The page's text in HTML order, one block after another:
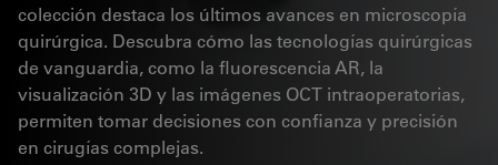
colección destaca los últimos avances en microscopía
quirúrgica. Descubra cómo las tecnologías quirúrgicas
de vanguardia, como la fluorescencia AR, la
visualización 3D y las imágenes OCT intraoperatorias,
permiten tomar decisiones con confianza y precisión
en cirugías complejas.